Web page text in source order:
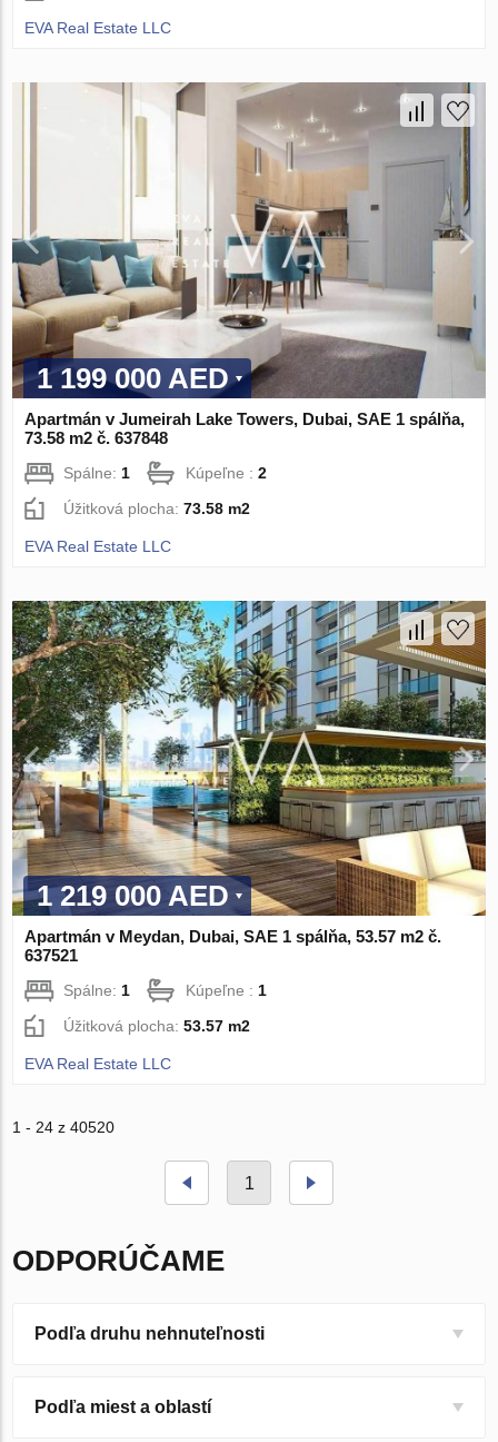
EVA Real Estate LLC
1 199 000 AED
Apartmán v Jumeirah Lake Towers, Dubai, SAE 1 spálňa,
73.58 m2 č. 637848
Spálne: 1 Kúpeľne :2
Úžitková plocha:73.58 m2
EVA Real Estate LLC
1 219 000 AED
Apartmán v Meydan, Dubai, SAE 1 spálňa, 53.57 m2 č.
637521
Spálne:1 Kúpeľne :1
Úžitková plocha:53.57 m2
EVA Real Estate LLC
1 - 24 z 40520
1
ODPORÚČAME
Podľa druhu nehnuteľnosti
Podľa miest a oblastí